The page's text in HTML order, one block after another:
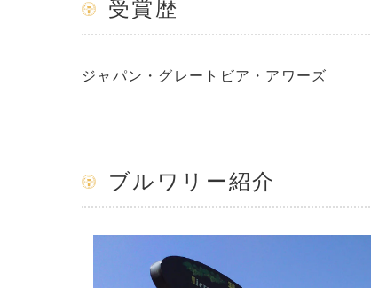
受賞歴
ジャパン・グレートビア・アワーズ
ブルワリー紹介